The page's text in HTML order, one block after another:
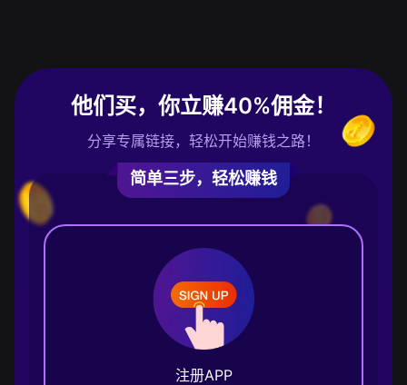
他们买，你立赚40%佣金！
分享专属链接，轻松开始赚钱之路！
简单三步，轻松赚钱
注册APP